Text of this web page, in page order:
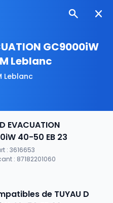
GC9000iW
Leblanc
Leblanc
EVACUATION
40-50 EB 23
: 3616653
: 87182201060
de TUYAU D